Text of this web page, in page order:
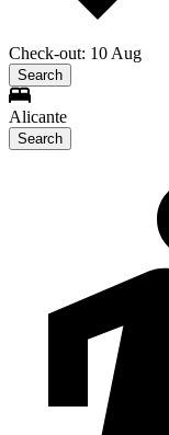
Check-out: 10 Aug
Search
Alicante
Search